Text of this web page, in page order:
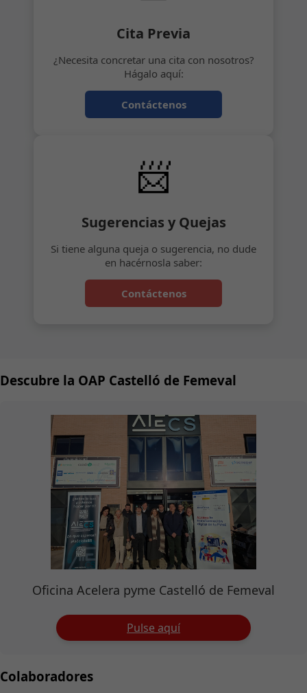
Cita Previa
¿Necesita concretar una cita con nosotros?
Hágalo aquí:
Contáctenos
📨
Sugerencias y Quejas
Si tiene alguna queja o sugerencia, no dude
en hacérnosla saber:
Contáctenos
Descubre la OAP Castelló de Femeval
Oficina Acelera pyme Castelló de Femeval
Pulse aquí
Colaboradores